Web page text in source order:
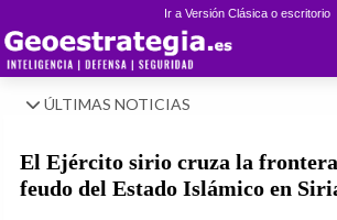
Ir a Versión Clásica o escritorio
ÚLTIMAS NOTICIAS
El Ejército sirio cruza la frontera
feudo del Estado Islámico en